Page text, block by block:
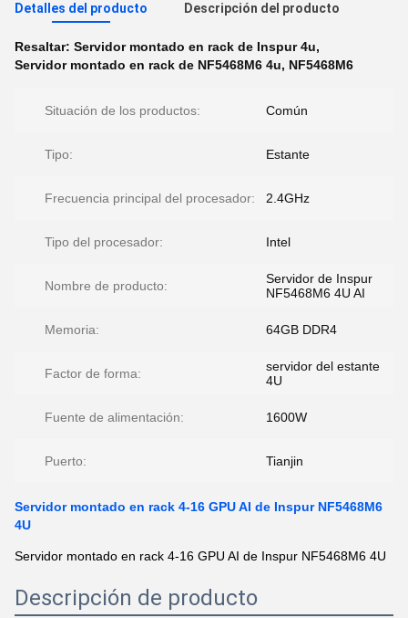
Detalles del producto Descripción del producto
Resaltar: Servidor montado en rack de Inspur 4u,
Servidor montado en rack de NF5468M6 4u, NF5468M6
Situación de los productos: Común
Tipo: Estante
Frecuencia principal del procesador: 2.4GHz
Tipo del procesador: Intel
Nombre de producto:
Servidor de Inspur
NF5468M6 4U AI
Memoria: 64GB DDR4
Factor de forma:
servidor del estante
4U
Fuente de alimentación: 1600W
Puerto: Tianjin
Servidor montado en rack 4-16 GPU AI de Inspur NF5468M6
4U
Servidor montado en rack 4-16 GPU AI de Inspur NF5468M6 4U
Descripción de producto